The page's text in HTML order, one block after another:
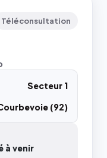
Téléconsultation
Secteur 1
(92)
à venir